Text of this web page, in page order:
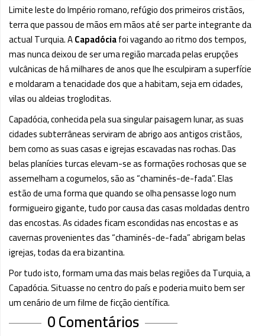
Limite leste do Império romano, refúgio dos primeiros cristãos,
terra que passou de mãos em mãos até ser parte integrante da
actual Turquia. ACapadóciafoi vagando ao ritmo dos tempos,
mas nunca deixou de ser uma região marcada pelas erupções
vulcânicas de há milhares de anos que lhe esculpiram a superfície
e moldaram a tenacidade dos que a habitam, seja em cidades,
vilas ou aldeias trogloditas.
Capadócia, conhecida pela sua singular paisagem lunar, as suas
cidades subterrâneas serviram de abrigo aos antigos cristãos,
bem como as suas casas e igrejas escavadas nas rochas. Das
belas planícies turcas elevam-se as formações rochosas que se
assemelham a cogumelos, são as “chaminés-de-fada”. Elas
estão de uma forma que quando se olha pensasse logo num
formigueiro gigante, tudo por causa das casas moldadas dentro
das encostas. As cidades ficam escondidas nas encostas e as
cavernas provenientes das “chaminés-de-fada” abrigam belas
igrejas, todas da era bizantina.
Por tudo isto, formam uma das mais belas regiões da Turquia, a
Capadócia. Situasse no centro do país e poderia muito bem ser
um cenário de um filme de ficção científica.
0 Comentários